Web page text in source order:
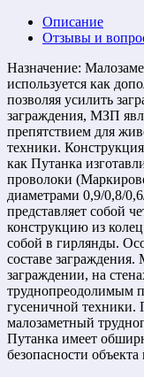
Описание
Отзывы и
Назначение:
используется как
позволяя усилить
заграждения, МЗП
препятствием для
техники.
как Путанка
проволоки
диаметрами 0,9/0,8/
представляет собой
конструкцию из
собой в гирлянды.
составе
заграждении, на
труднопреодолимым
гусеничной техники.
малозаметный
Путанка имеет
безопасности